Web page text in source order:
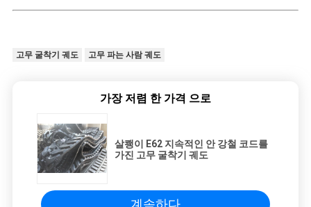
고무 굴착기 궤도 고무 파는 사람 궤도
가장 저렴 한 가격 으로
살쾡이 E62 지속적인 안 강철 코드를
가진 고무 굴착기 궤도
계속하다